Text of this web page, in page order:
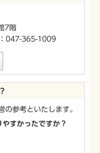
7階
047-365-1009
の参考といたします。
すかったですか？